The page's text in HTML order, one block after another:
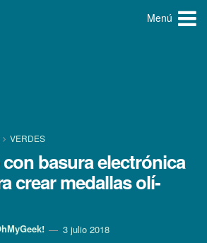
Menú
VERDES
basura electrónica
crear medallas olí­
3 julio 2018